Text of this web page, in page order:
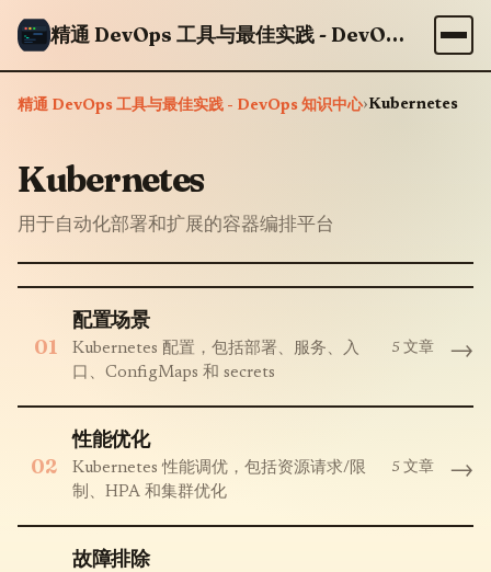
精通 DevOps 工具与最佳实践 - DevOps 知识中心
精通 DevOps 工具与最佳实践 - DevOps 知识中心›Kubernetes
Kubernetes
用于自动化部署和扩展的容器编排平台
01
配置场景
Kubernetes 配置，包括部署、服务、入
口、ConfigMaps 和 secrets
5 文章 →
02
性能优化
Kubernetes 性能调优，包括资源请求/限
制、HPA 和集群优化
5 文章 →
故障排除